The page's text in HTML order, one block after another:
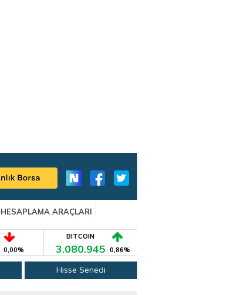
HESAPLAMA ARAÇLARI
0,00%
BITCOIN
3.080.945 0,86%
Hisse Senedi